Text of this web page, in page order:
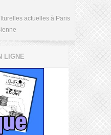
actuelles à Paris
LIGNE